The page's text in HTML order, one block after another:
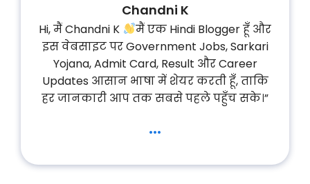
Chandni K
Hi, मैं Chandni K
मैं एक Hindi Blogger हूँ और
इस वेबसाइट पर Government Jobs, Sarkari
Yojana, Admit Card, Result और Career
Updates आसान भाषा में शेयर करती हूँ, ताकि
हर जानकारी आप तक सबसे पहले पहुँच सके।”
...